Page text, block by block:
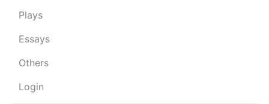
Plays
Essays
Others
Login